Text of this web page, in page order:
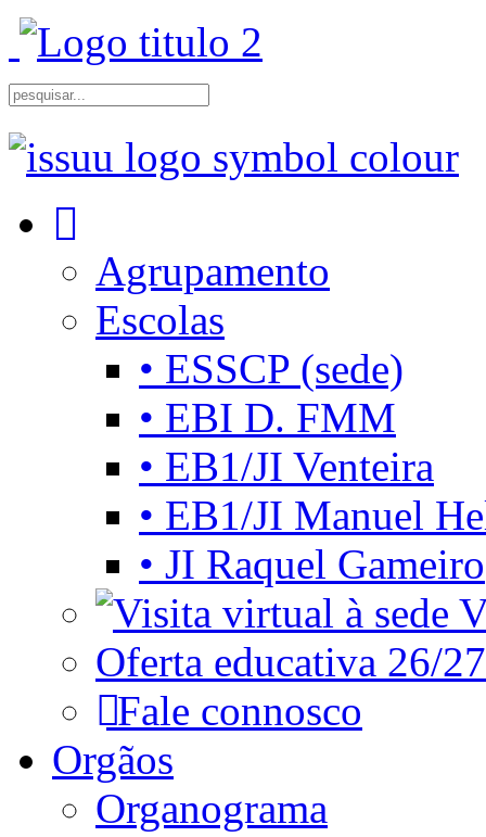
Agrupamento
Escolas
• ESSCP (sede)
• EBI D. FMM
• EB1/JI Venteira
• EB1/JI Manuel
• JI Raquel Gameiro
Oferta educativa 26/27
Fale connosco
Orgãos
Organograma